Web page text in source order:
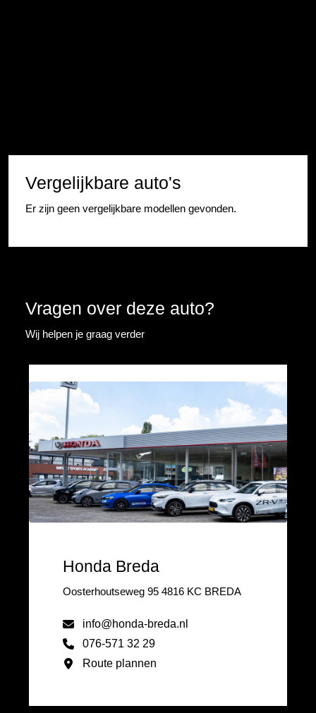
Vergelijkbare auto's
Er zijn geen vergelijkbare modellen gevonden.
Vragen over deze auto?
Wij helpen je graag verder
Honda Breda
Oosterhoutseweg 95 4816 KC BREDA
info@honda-breda.nl
076-571 32 29
Route plannen